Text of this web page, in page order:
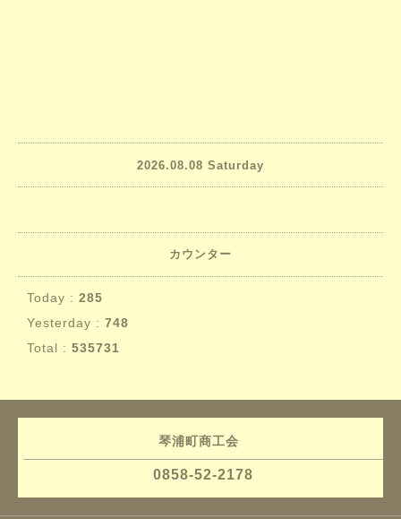
2026.08.08 Saturday
カウンター
Today : 285
Yesterday : 748
Total : 535731
琴浦町商工会
0858-52-2178